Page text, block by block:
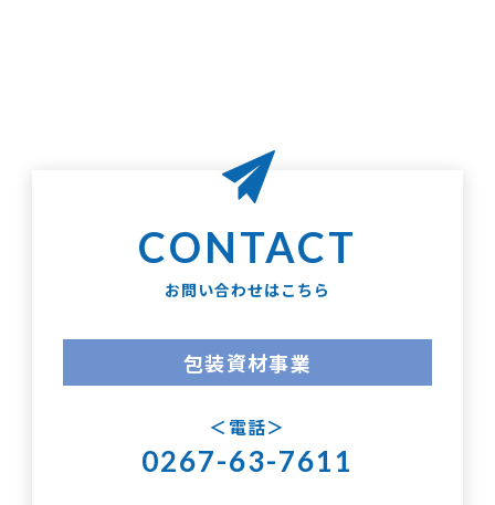
お問い合わせはこちら
包装資材事業
電話
0267-63-7611